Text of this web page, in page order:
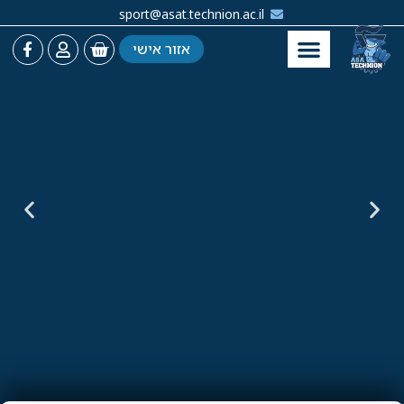
sport@asat.technion.ac.il
אזור אישי